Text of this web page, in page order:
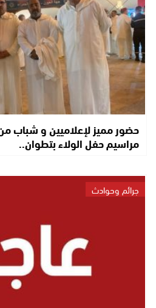
حضور مميز لإعلاميين و شباب
مراسيم حفل الولاء بتطوان..
جرائم وحوادث